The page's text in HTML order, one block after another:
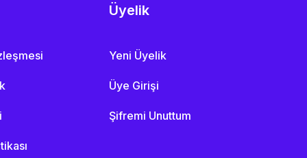
Üyelik
Yeni Üyelik
Üye Girişi
Şifremi Unuttum